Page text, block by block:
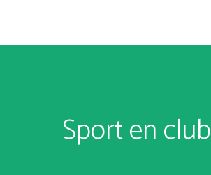
Sport en club